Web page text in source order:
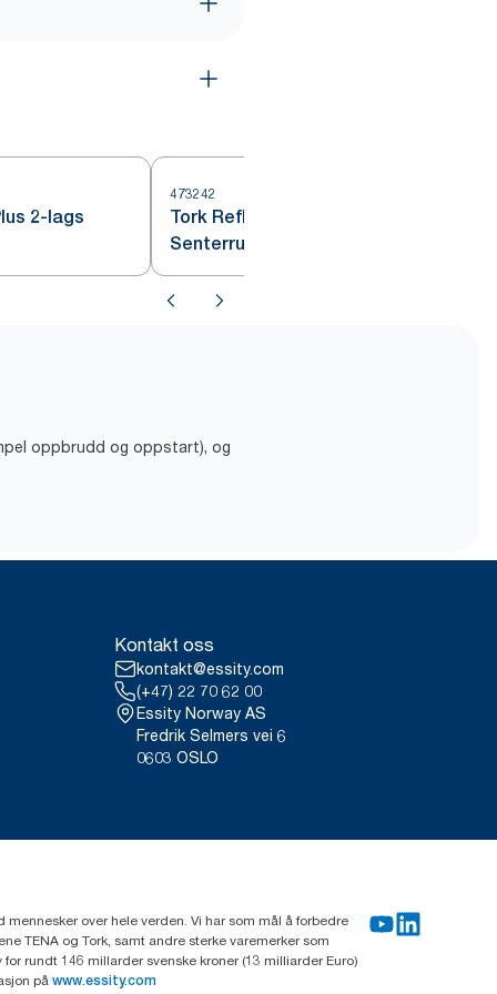
2-lags
473242
Tork Reflex® Tørkepapir
Senterrull Hvit M4
oppbrudd og oppstart), og
Kontakt oss
kontakt@essity.com
(+47) 22 70 62 00
Essity Norway AS
Fredrik Selmers vei 6
0603 OSLO
over hele verden. Vi har som mål å forbedre
TENA og Tork, samt andre sterke varemerker som
rundt 146 millarder svenske kroner (13 milliarder Euro)
på www.essity.com